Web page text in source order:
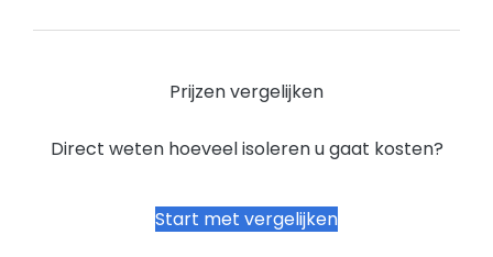
Prijzen vergelijken
Direct weten hoeveel isoleren u gaat kosten?
Start met vergelijken